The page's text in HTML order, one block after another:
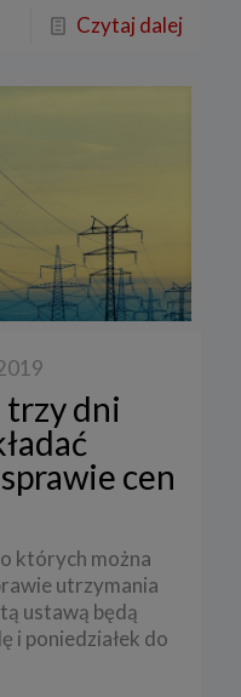
Czytaj dalej
trzy dni
cen
których można
utrzymania
ustawą będą
i poniedziałek do